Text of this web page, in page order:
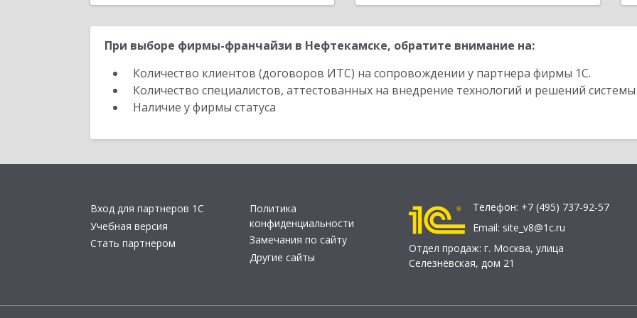
При выборе фирмы-франчайзи в Нефтекамске, обратите внимание на:
Количество клиентов (договоров ИТС) на сопровождении у партнера фирмы 1С.
Количество специалистов, аттестованных на внедрение технологий и решений
Наличие у фирмы статуса
Вход для партнеров 1С
Учебная версия
Стать партнером
Политика
конфиденциальности
Замечания по сайту
Другие сайты
Телефон: +7 (495) 737-92-57
Email: site_v8@1c.ru
Отдел продаж: г. Москва, улица
Селезнёвская, дом 21